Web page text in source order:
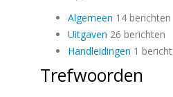
Algemeen 14 berichten
Uitgaven 26 berichten
Handleidingen 1 bericht
Trefwoorden